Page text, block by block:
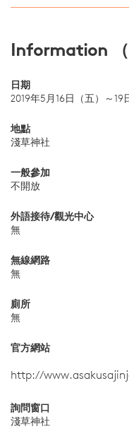
Information （
日期
2019年5月16日（五）～19
地點
淺草神社
一般參加
不開放
外語接待/觀光中心
無
無線網路
無
廁所
無
官方網站
http://
詢問窗口
淺草神社